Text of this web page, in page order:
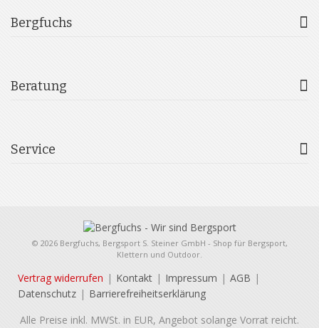
Bergfuchs
Beratung
Service
© 2026 Bergfuchs, Bergsport S. Steiner GmbH - Shop für Bergsport,
Klettern und Outdoor.
Vertrag widerrufen Kontakt Impressum
AGB
Datenschutz
Barrierefreiheitserklärung
Alle Preise inkl. MWSt. in EUR, Angebot solange Vorrat reicht.